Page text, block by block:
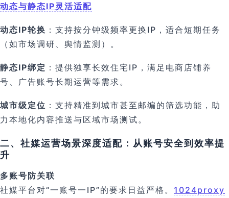
动态与静态IP灵活适配
动态IP轮换 ：支持按分钟级频率更换IP，适合短期任务
（如市场调研、舆情监测）。
静态IP绑定 ：提供独享长效住宅IP，满足电商店铺养
号、广告账号长期运营等需求。
城市级定位 ：支持精准到城市甚至邮编的筛选功能，助
力本地化内容推送与区域市场测试。
二、社媒运营场景深度适配：从账号安全到效率提
升
多账号防关联
社媒平台对“一账号一IP”的要求日益严格。 1024proxy